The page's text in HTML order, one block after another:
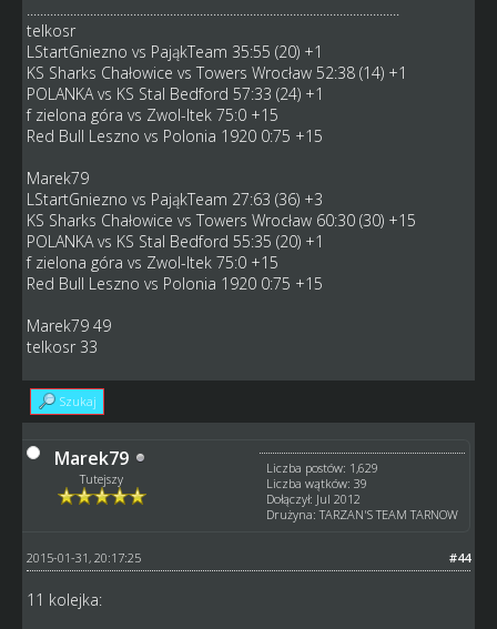
telkosr
LStartGniezno vs PająkTeam 35:55 (20) +1
KS Sharks Chałowice vs Towers Wrocław 52:38 (14) +1
POLANKA vs KS Stal Bedford 57:33 (24) +1
f zielona góra vs Zwol-Itek 75:0 +15
Red Bull Leszno vs Polonia 1920 0:75 +15
Marek79
LStartGniezno vs PająkTeam 27:63 (36) +3
KS Sharks Chałowice vs Towers Wrocław 60:30 (30) +15
POLANKA vs KS Stal Bedford 55:35 (20) +1
f zielona góra vs Zwol-Itek 75:0 +15
Red Bull Leszno vs Polonia 1920 0:75 +15
Marek79 49
telkosr 33
Szukaj
Marek79
Tutejszy
Liczba postów: 1,629
Liczba wątków: 39
Dołączył: Jul 2012
Drużyna: TARZAN'S TEAM TARNOW
#44
2015-01-31, 20:17:25
11 kolejka: